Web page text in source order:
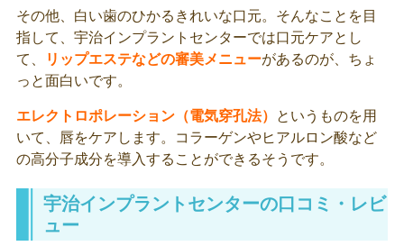
その他、白い歯のひかるきれいな口元。そんなことを目
指して、宇治インプラントセンターでは口元ケアとし
て、
リップエステなどの審美メニューがあるのが、ちょ
っと面白いです。
エレクトロポレーション（電気穿孔法）
というものを用
いて、唇をケアします。コラーゲンやヒアルロン酸など
の高分子成分を導入することができるそうです。
宇治インプラントセンターの口コミ・レビ
ュー